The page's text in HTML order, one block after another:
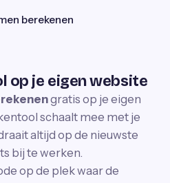
berekenen
op je eigen website
gratis op je eigen
schaalt mee met je
altijd op de nieuwste
bij te werken.
op de plek waar de